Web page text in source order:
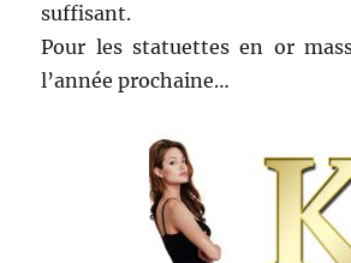
suffisant.
Pour les statuettes en or
l’année prochaine…